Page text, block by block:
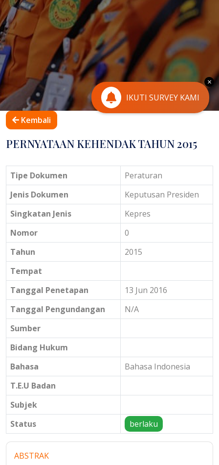
Kembali
PERNYATAAN KEHENDAK TAHUN 2015
Tipe Dokumen
Peraturan
Jenis Dokumen
Keputusan Presiden
Singkatan Jenis
Kepres
Nomor
0
Tahun
2015
Tempat
Tanggal Penetapan
13 Jun 2016
Tanggal Pengundangan
N/A
Sumber
Bidang Hukum
Bahasa
Bahasa Indonesia
T.E.U Badan
Subjek
Status
berlaku
ABSTRAK
IKUTI SURVEY KAMI
×